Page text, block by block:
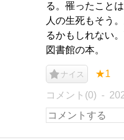
る。罹ったこと
人の生死もそう
るかもしれない
図書館の本。
ナイス ★1
コメント(0)